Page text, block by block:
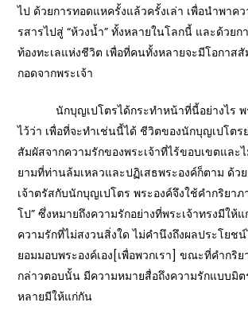
ไป ด้วยการทอดแหครั้งแล้วครั้งเล่า เพื่อนำพาค
รสารไปสู่ “ห้วงน้ำ” ทั้งหลายในโลกนี้ และด้วยก
ท้องทะเลแห่งชีวิต เพื่อที่คนทั้งหลายจะมีโอกาสสั
กอดจากพระเจ้า
นักบุญเปโตรได้กระทำหน้าที่นี้อย่างไร พร
ไว้ว่า เพื่อที่จะทำเช่นนี้ได้ ชีวิตของนักบุญเปโตร
สัมผัสจากความรักของพระเจ้าที่ไร้ขอบเขตและ
ยามที่ท่านล้มเหลวและปฏิเสธพระองค์ก็ตาม ด้วย
เจ้าตรัสกับนักบุญเปโตร พระองค์จึงใช้คำกริยาภ
โป” ซึ่งหมายถึงความรักอย่างที่พระเจ้าทรงมีให้
ความรักที่ไม่สงวนสิ่งใด ไม่คำนึงถึงผลประโยช
ยอมมอบพระองค์เอง[เพื่อพวกเรา] ขณะที่คำกริ
กล่าวตอบนั้น มีความหมายสื่อถึงความรักแบบมิต
หลายมีให้แก่กัน